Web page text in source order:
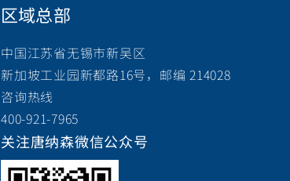
区域总部
中国江苏省无锡市新吴区
新加坡工业园新都路16号，邮编 214028
咨询热线
400-921-7965
关注唐纳森微信公众号